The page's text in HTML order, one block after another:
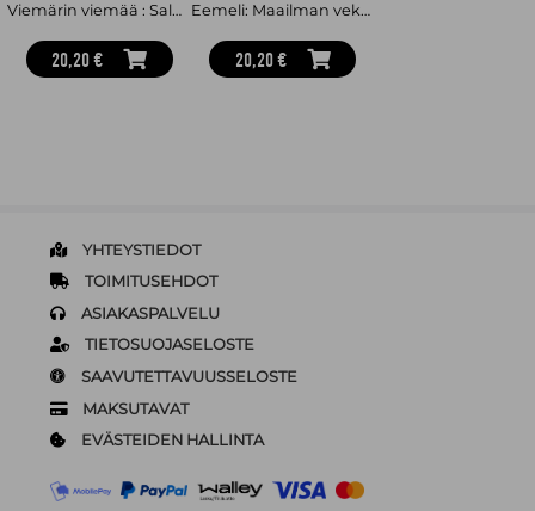
Viemärin viemää : Salagaattorit 2
20,20 €
Eemeli: Maailman vekkulein poika
20,20 €
YHTEYSTIEDOT
TOIMITUSEHDOT
ASIAKASPALVELU
TIETOSUOJASELOSTE
SAAVUTETTAVUUSSELOSTE
MAKSUTAVAT
EVÄSTEIDEN HALLINTA